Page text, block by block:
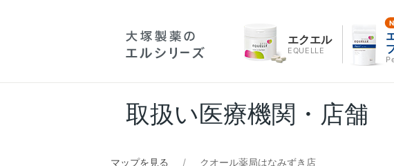
エクエル
EQUELLE
取扱い医療機関・店舗
マップを見る クオール薬局はなみずき店